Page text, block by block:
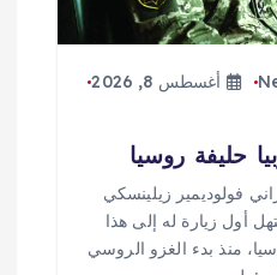
أغسطس 8, 2026
حليفة روسيا
فولوديمير زيلينسكي
أول زيارة له إلى هذا
منذ بدء الغزو الروسي